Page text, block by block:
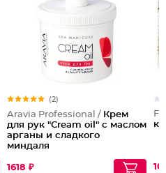
(2)
Aravia Professional / Крем
для рук "Cream oil" с маслом
арганы и сладкого
миндаля
1618 ₽